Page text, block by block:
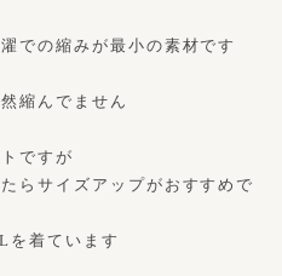
での縮みが最小の素材です
縮んでません
ですが
らサイズアップがおすすめで
を着ています